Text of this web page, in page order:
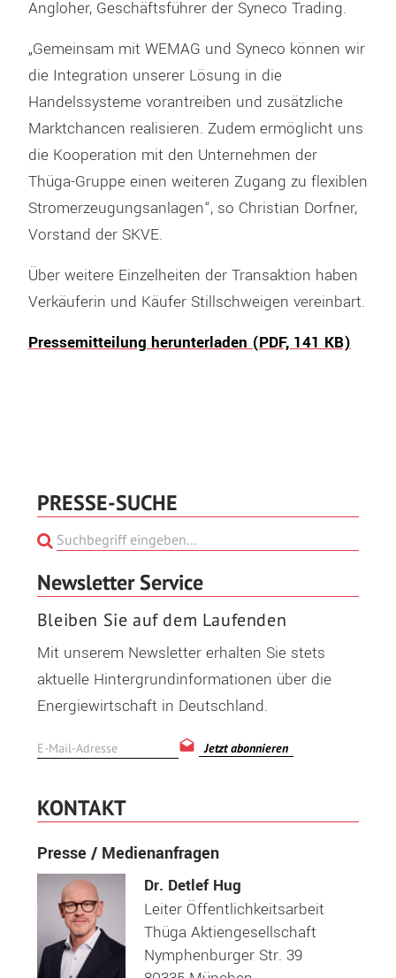
Angloher, Geschäftsführer der Syneco Trading.
„Gemeinsam mit WEMAG und Syneco können wir
die Integration unserer Lösung in die
Handelssysteme vorantreiben und zusätzliche
Marktchancen realisieren. Zudem ermöglicht uns
die Kooperation mit den Unternehmen der
Thüga-Gruppe einen weiteren Zugang zu flexiblen
Stromerzeugungsanlagen“, so Christian Dorfner,
Vorstand der SKVE.
Über weitere Einzelheiten der Transaktion haben
Verkäuferin und Käufer Stillschweigen vereinbart.
Pressemitteilung herunterladen (PDF, 141 KB)
PRESSE-SUCHE
Newsletter Service
Bleiben Sie auf dem Laufenden
Mit unserem Newsletter erhalten Sie stets
aktuelle Hintergrundinformationen über die
Energiewirtschaft in Deutschland.
Jetzt abonnieren
KONTAKT
Presse / Medienanfragen
Dr. Detlef Hug
Leiter Öffentlichkeitsarbeit
Thüga Aktiengesellschaft
Nymphenburger Str. 39